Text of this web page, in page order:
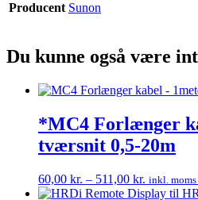
Producent Sunon
Du kunne også være
*MC4 Forlænger
tværsnit 0,5-20m
60,00 kr. – 511,00 kr.
60,00 kr.
inkl. moms